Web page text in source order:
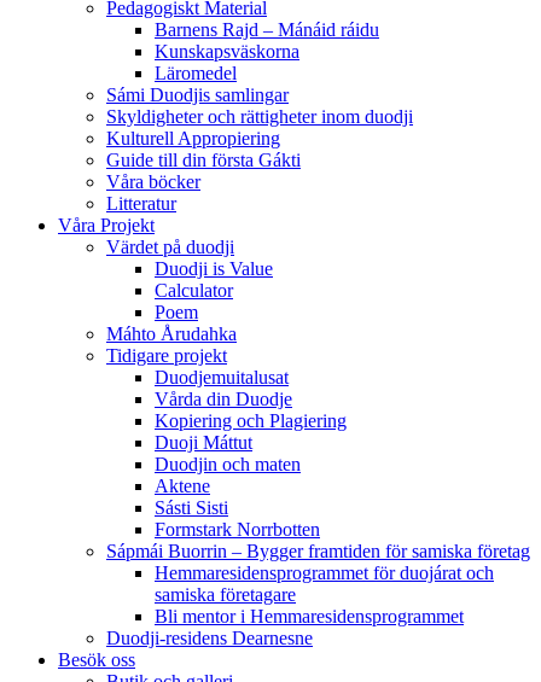
Pedagogiskt Material
Barnens Rajd – Mánáid ráidu
Kunskapsväskorna
Läromedel
Sámi Duodjis samlingar
Skyldigheter och rättigheter inom duodji
Kulturell Appropiering
Guide till din första Gákti
Våra böcker
Litteratur
Våra Projekt
Värdet på duodji​
Duodji is Value
Calculator
Poem
Máhto Årudahka
Tidigare projekt
Duodjemuitalusat
Vårda din Duodje
Kopiering och Plagiering
Duoji Máttut
Duodjin och maten
Aktene
Sásti Sisti
Formstark Norrbotten
Sápmái Buorrin – Bygger framtiden för samiska företag
Hemmaresidensprogrammet för duojárat och
samiska företagare​
Bli mentor i Hemmaresidensprogrammet
Duodji-residens Dearnesne
Besök oss